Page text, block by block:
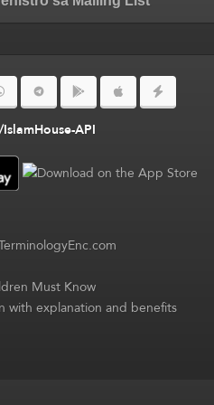
API
Must Know
with explanation and benefits